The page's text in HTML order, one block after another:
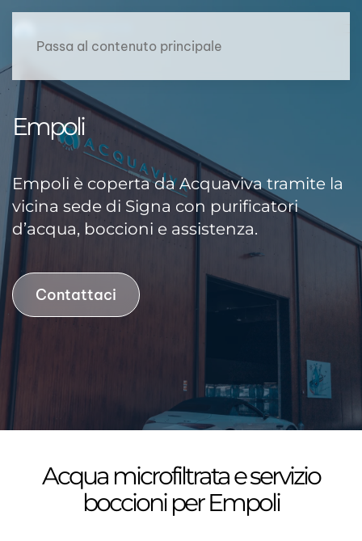
Passa al contenuto principale
Empoli
Empoli è coperta da Acquaviva tramite la
vicina sede di Signa con purificatori
d’acqua, boccioni e assistenza.
Contattaci
Acqua microfiltrata e servizio
boccioni per Empoli